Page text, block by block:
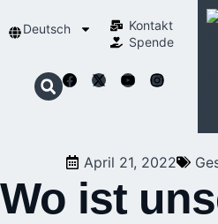
Deutsch
Kontakt
Spende
April 21, 2022
Wo ist